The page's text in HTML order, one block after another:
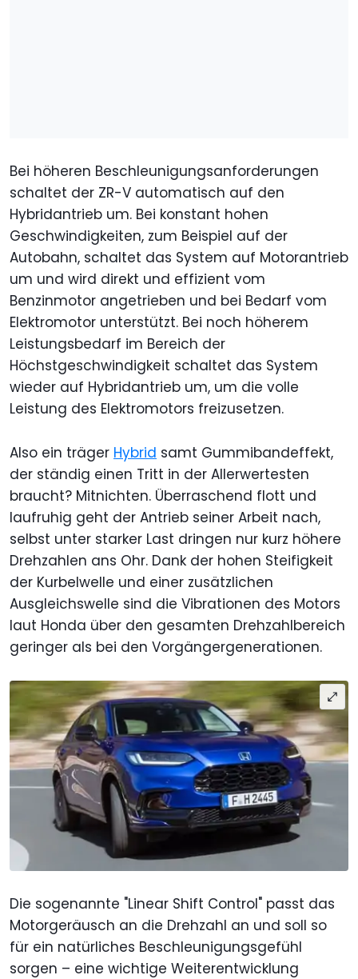
Bei höheren Beschleunigungsanforderungen
schaltet der ZR-V automatisch auf den
Hybridantrieb um. Bei konstant hohen
Geschwindigkeiten, zum Beispiel auf der
Autobahn, schaltet das System auf Motorantrieb
um und wird direkt und effizient vom
Benzinmotor angetrieben und bei Bedarf vom
Elektromotor unterstützt. Bei noch höherem
Leistungsbedarf im Bereich der
Höchstgeschwindigkeit schaltet das System
wieder auf Hybridantrieb um, um die volle
Leistung des Elektromotors freizusetzen.
Also ein träger Hybrid samt Gummibandeffekt,
der ständig einen Tritt in der Allerwertesten
braucht? Mitnichten. Überraschend flott und
laufruhig geht der Antrieb seiner Arbeit nach,
selbst unter starker Last dringen nur kurz höhere
Drehzahlen ans Ohr. Dank der hohen Steifigkeit
der Kurbelwelle und einer zusätzlichen
Ausgleichswelle sind die Vibrationen des Motors
laut Honda über den gesamten Drehzahlbereich
geringer als bei den Vorgängergenerationen.
Die sogenannte "Linear Shift Control" passt das
Motorgeräusch an die Drehzahl an und soll so
für ein natürliches Beschleunigungsgefühl
sorgen – eine wichtige Weiterentwicklung